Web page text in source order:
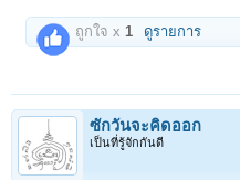
ถูกใจ x 1 ดูรายการ
ซักวันจะคิดออก
เป็นที่รู้จักกันดี